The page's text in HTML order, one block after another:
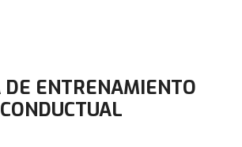
DE ENTRENAMIENTO